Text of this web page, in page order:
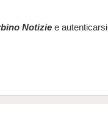
Notizie e autenticarsi